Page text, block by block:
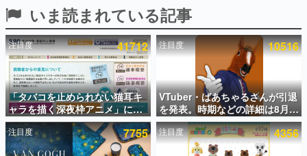
殿堂入り記事
SNS拡散数が数千以上！ ページビュー数万以上！ などな
ど。多くの人々に読まれた、電ファミ渾身の“殿堂入り”記
事をまとめました。
ゲームの企画書
名作ゲームクリエイターの方々に製作時のエピソードをお
聞きし、ヒットする企画（ゲーム）とは何か？を探ってい
きます。
赫本
この物語を解いてはいけない。『赫本』は、〈試験問題〉
の形をした短編ホラー小説集です。
いま読まれている記事
注目度 41712
「タバコを止められない猫耳キ
ャラを描く深夜枠アニメ」に視
聴者の一部から批判意見。違法
薬物の使用と思しき描写も含め
て、BPOが議論を交わす
注目度 10516
VTuber・ばあちゃるさんが引退
を発表。時期などの詳細は8月9
日15時からの配信で説明
注目度 7755 注目度 4356